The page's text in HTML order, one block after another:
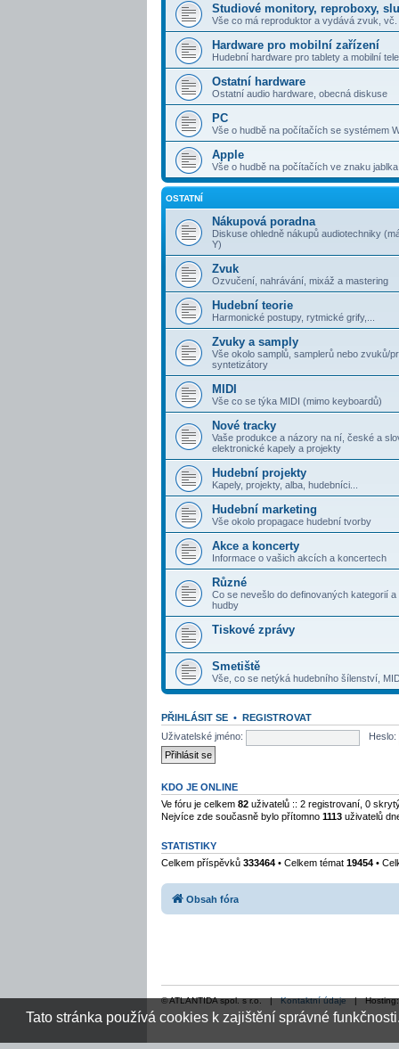
Tato stránka používá cookies k zajištění správné funkčnosti.
Studiové monitory, reproboxy,
Vše co má reproduktor a vydává zvuk,
Hardware pro mobilní zařízení
Hudební hardware pro tablety a mobilní
Ostatní hardware
Ostatní audio hardware, obecná diskuse
PC
Vše o hudbě na počítačích se systémem
Apple
Vše o hudbě na počítačích ve znaku jablka
OSTATNÍ
Nákupová poradna
Diskuse ohledně nákupů audiotechniky
Y)
Zvuk
Ozvučení, nahrávání, mixáž a mastering
Hudební teorie
Harmonické postupy, rytmické grify,...
Zvuky a samply
Vše okolo samplů, samplerů nebo zvuků/
syntetizátory
MIDI
Vše co se týka MIDI (mimo keyboardů)
Nové tracky
Vaše produkce a názory na ní, české a
elektronické kapely a projekty
Hudební projekty
Kapely, projekty, alba, hudebníci...
Hudební marketing
Vše okolo propagace hudební tvorby
Akce a koncerty
Informace o vašich akcích a koncertech
Různé
Co se nevešlo do definovaných kategorií
hudby
Tiskové zprávy
Smetiště
Vše, co se netýká hudebního šílenství,
PŘIHLÁSIT SE • REGISTROVAT
Uživatelské jméno:
Heslo:
KDO JE ONLINE
Ve fóru je celkem 82 uživatelů :: 2 registrovaní, 0
Nejvíce zde současně bylo přítomno 1113 uživatelů
STATISTIKY
Celkem příspěvků 333464 • Celkem témat 19454 •
Obsah fóra
© ATLANTIDA spol. s r.o. |Kontaktní údaje|